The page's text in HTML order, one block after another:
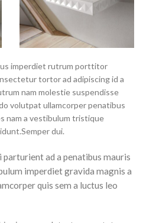
imperdiet rutrum porttitor
tortor ad adipiscing id a
nam molestie suspendisse
volutpat ullamcorper penatibus
nam a vestibulum tristique
dui.
parturient ad a penatibus mauris
imperdiet gravida magnis a
quis sem a luctus leo